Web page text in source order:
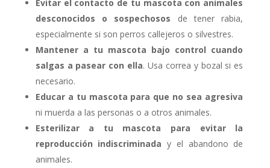
Evitar el contacto de tu mascota con animales
desconocidos o sospechosos de tener rabia,
especialmente si son perros callejeros o silvestres.
Mantener a tu mascota bajo control cuando
salgas a pasear con ella. Usa correa y bozal si es
necesario.
Educar a tu mascota para que no sea agresiva
ni muerda a las personas o a otros animales.
Esterilizar a tu mascota para evitar la
reproducción indiscriminada y el abandono de
animales.